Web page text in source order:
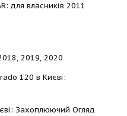
для власників 2011
2019, 2020
120 в Києві:
Захоплюючий Огляд